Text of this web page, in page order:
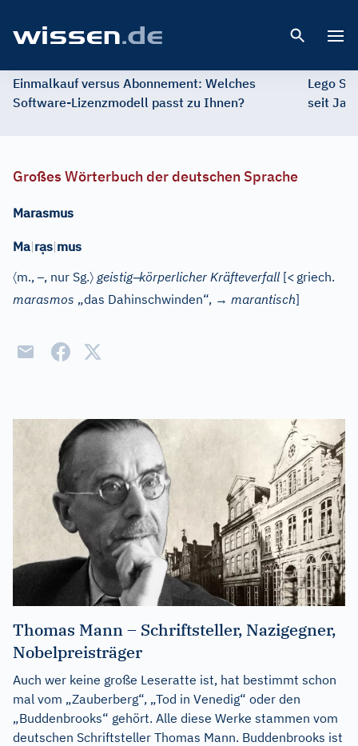
Einmalkauf versus Abonnement: Welches
Software-Lizenzmodell passt zu Ihnen?
Lego
seit
Großes Wörterbuch der deutschen Sprache
Marasmus
Ma|rạs|mus
〈m.,–, nur Sg.〉 geistig–körperlicher Kräfteverfall [< griech.
marasmos „das Dahinschwinden“, → marantisch]
Thomas Mann – Schriftsteller, Nazigegner,
Nobelpreisträger
Auch wer keine große Leseratte ist, hat bestimmt schon
mal vom „Zauberberg“, „Tod in Venedig“ oder den
„Buddenbrooks“ gehört. Alle diese Werke stammen vom
deutschen Schriftsteller Thomas Mann. Buddenbrooks ist